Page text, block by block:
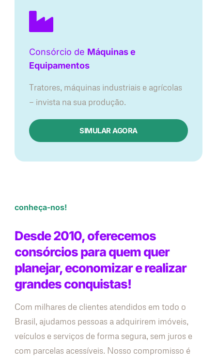
Consórcio de Máquinas e
Equipamentos
Tratores, máquinas industriais e agrícolas
— invista na sua produção.
SIMULAR AGORA
conheça-nos!
Desde 2010, oferecemos
consórcios para quem quer
planejar, economizar e realizar
grandes conquistas!
Com milhares de clientes atendidos em todo o
Brasil, ajudamos pessoas a adquirirem imóveis,
veículos e serviços de forma segura, sem juros e
com parcelas acessíveis. Nosso compromisso é